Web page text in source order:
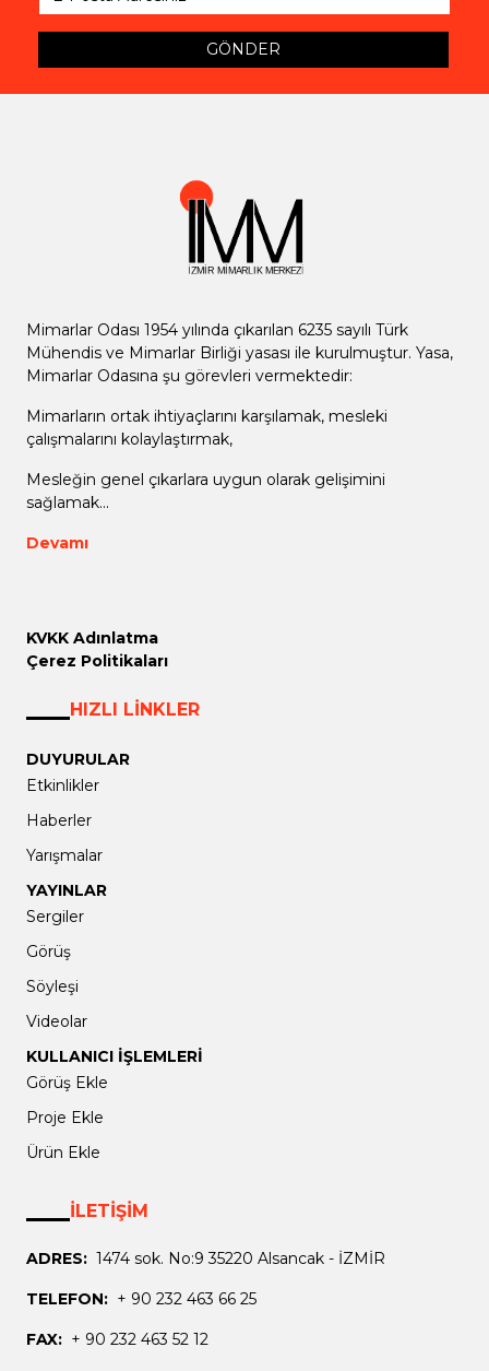
GÖNDER
Mimarlar Odası 1954 yılında çıkarılan 6235 sayılı Türk
Mühendis ve Mimarlar Birliği yasası ile kurulmuştur. Yasa,
Mimarlar Odasına şu görevleri vermektedir:
Mimarların ortak ihtiyaçlarını karşılamak, mesleki
çalışmalarını kolaylaştırmak,
Mesleğin genel çıkarlara uygun olarak gelişimini
sağlamak...
Devamı
KVKK Adınlatma
Çerez Politikaları
HIZLI LİNKLER
DUYURULAR
Etkinlikler
Haberler
Yarışmalar
YAYINLAR
Sergiler
Görüş
Söyleşi
Videolar
KULLANICI İŞLEMLERİ
Görüş Ekle
Proje Ekle
Ürün Ekle
İLETİŞİM
ADRES: 1474 sok. No:9 35220 Alsancak - İZMİR
TELEFON: + 90 232 463 66 25
FAX: + 90 232 463 52 12